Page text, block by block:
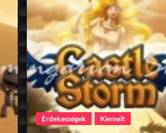
Érdekességek Kiemelt